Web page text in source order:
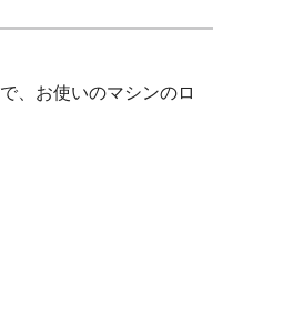
、お使いのマシンのロ